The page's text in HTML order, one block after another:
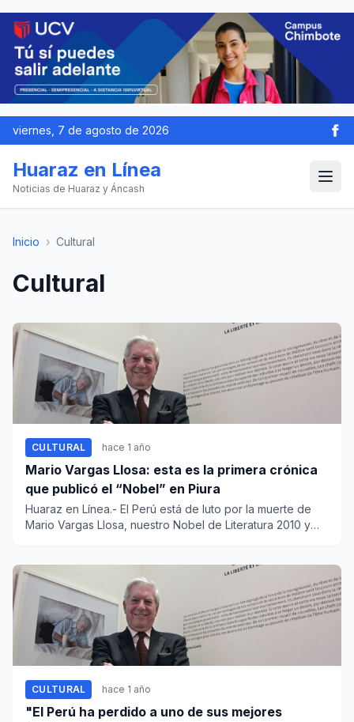
viernes, 7 de agosto de 2026
Huaraz en Línea
Noticias de Huaraz y Áncash
Inicio › Cultural
Cultural
CULTURAL hace 1 año
Mario Vargas Llosa: esta es la primera crónica
que publicó el “Nobel” en Piura
Huaraz en Línea.- El Perú está de luto por la muerte de
Mario Vargas Llosa, nuestro Nobel de Literatura 2010 y
CULTURAL hace 1 año
"El Perú ha perdido a uno de sus mejores